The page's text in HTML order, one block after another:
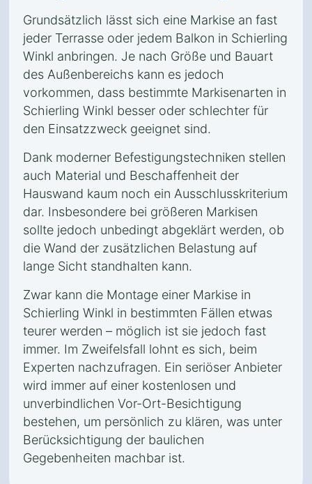
Grundsätzlich lässt sich eine Markise an fast
jeder Terrasse oder jedem Balkon in Schierling
Winkl anbringen. Je nach Größe und Bauart
des Außenbereichs kann es jedoch
vorkommen, dass bestimmte Markisenarten in
Schierling Winkl besser oder schlechter für
den Einsatzzweck geeignet sind.
Dank moderner Befestigungstechniken stellen
auch Material und Beschaffenheit der
Hauswand kaum noch ein Ausschlusskriterium
dar. Insbesondere bei größeren Markisen
sollte jedoch unbedingt abgeklärt werden, ob
die Wand der zusätzlichen Belastung auf
lange Sicht standhalten kann.
Zwar kann die Montage einer Markise in
Schierling Winkl in bestimmten Fällen etwas
teurer werden – möglich ist sie jedoch fast
immer. Im Zweifelsfall lohnt es sich, beim
Experten nachzufragen. Ein seriöser Anbieter
wird immer auf einer kostenlosen und
unverbindlichen Vor-Ort-Besichtigung
bestehen, um persönlich zu klären, was unter
Berücksichtigung der baulichen
Gegebenheiten machbar ist.